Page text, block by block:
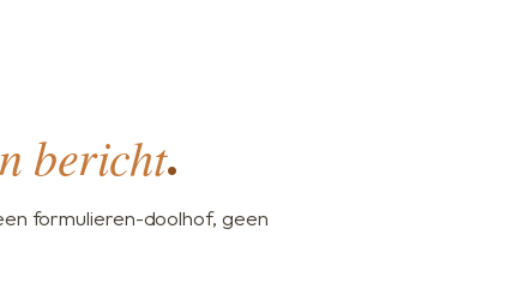
bericht.
formulieren-doolhof, geen